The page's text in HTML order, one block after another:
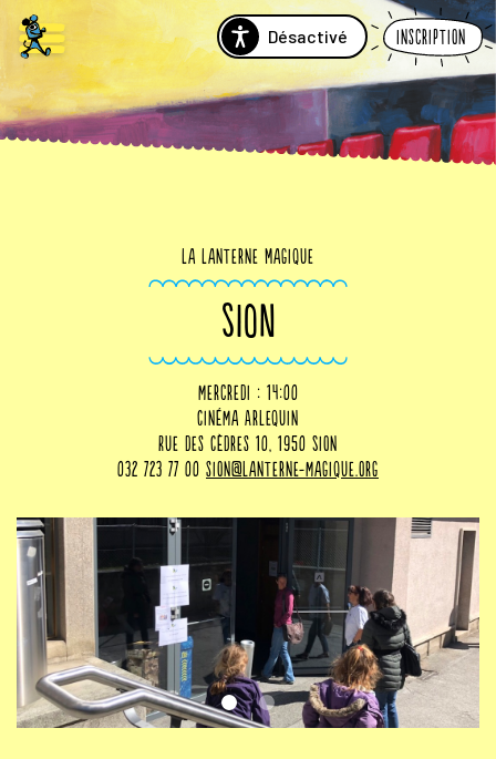
Désactivé Inscription
La Lanterne Magique
SION
mercredi : 14:00
Cinéma Arlequin
Rue des Cèdres 10, 1950 Sion
032 723 77 00 sion@lanterne-magique.org